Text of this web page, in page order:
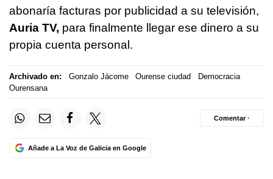
abonaría facturas por publicidad a su televisión,
Auria TV, para finalmente llegar ese dinero a su
propia cuenta personal.
Archivado en: Gonzalo Jácome Ourense ciudad
Democracia
Ourensana
Añade a La Voz de Galicia en Google
Comentar ·